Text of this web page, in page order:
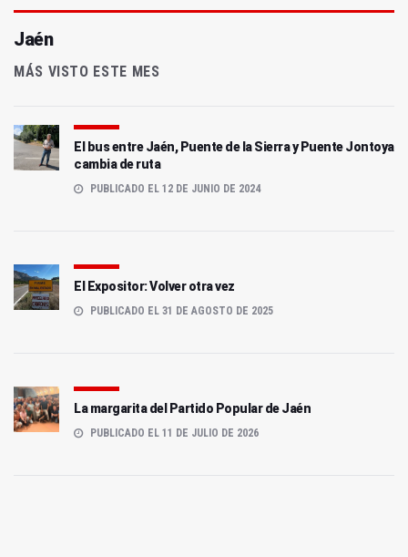
Jaén
MÁS VISTO ESTE MES
El bus entre Jaén, Puente de la Sierra y Puente Jontoya
cambia de ruta
PUBLICADO EL 12 DE JUNIO DE 2024
El Expositor: Volver otra vez
PUBLICADO EL 31 DE AGOSTO DE 2025
La margarita del Partido Popular de Jaén
PUBLICADO EL 11 DE JULIO DE 2026